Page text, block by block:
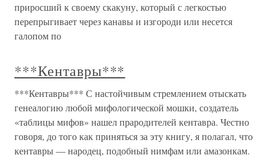
приросший к своему скакуну, который с легкостью
перепрыгивает через канавы и изгороди или несется
галопом по
***Кентавры***
***Кентавры*** С настойчивым стремлением отыскать
генеалогию любой мифологической мошки, создатель
«таблицы мифов» нашел прародителей кентавра. Честно
говоря, до того как приняться за эту книгу, я полагал, что
кентавры — народец, подобный нимфам или амазонкам.